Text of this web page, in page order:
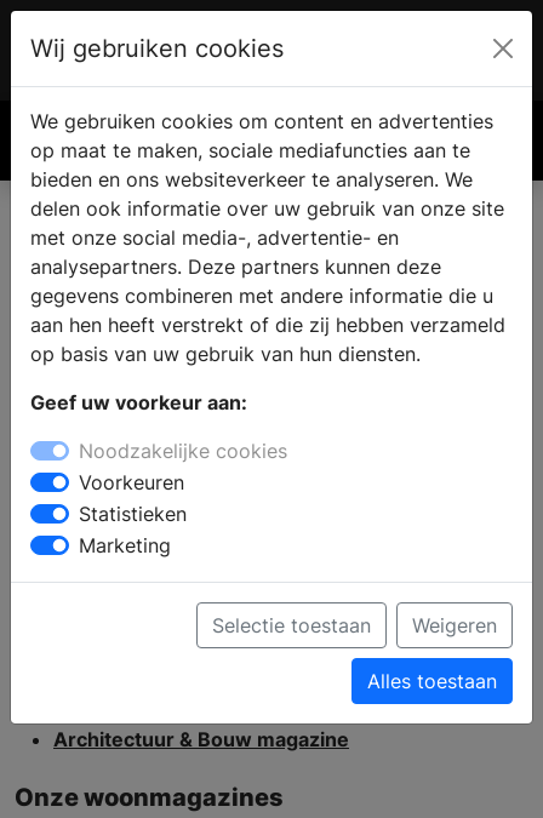
€ 0.00
Sitemap Webshop Artikelen
Hieronder vind je een overzicht van alle webshop
artikelen op de website. Deze pagina dient
voornamelijk als sitemap, zodat je gemakkelijk toegang
UW haard magazine
UW badkamer magazine
UW vloer magazine
Bestel 4 Woonmagazines Actie
Boekstandaard hout
4 UW magazines + UW woonboek (6e editie)
Architectuur & Bouw magazine
Onze woonmagazines
Wij gebruiken cookies
We gebruiken cookies om content en advertenties
op maat te maken, sociale mediafuncties aan te
bieden en ons websiteverkeer te analyseren. We
delen ook informatie over uw gebruik van onze site
met onze social media-, advertentie- en
analysepartners. Deze partners kunnen deze
gegevens combineren met andere informatie die u
aan hen heeft verstrekt of die zij hebben verzameld
op basis van uw gebruik van hun diensten.
Geef uw voorkeur aan:
Noodzakelijke cookies
Voorkeuren
Statistieken
Marketing
Selectie toestaan Weigeren
Alles toestaan